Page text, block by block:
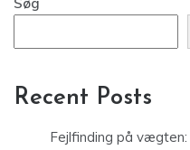
Recent Posts
Fejlfinding på